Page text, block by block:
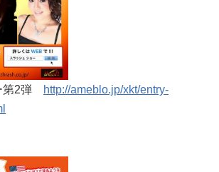
第2弾
http://ameblo.jp/xkt/entry-